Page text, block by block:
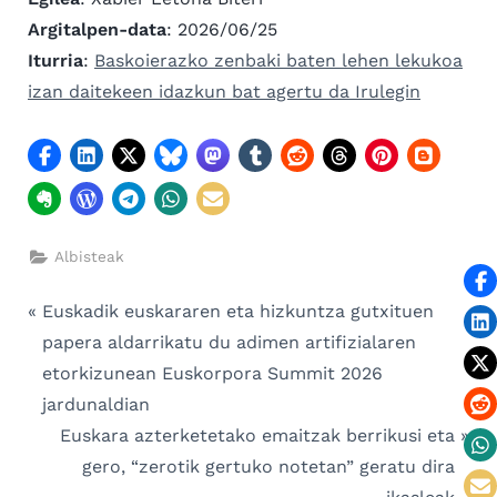
Argitalpen-data: 2026/06/25
Iturria: Baskoierazko zenbaki baten lehen lekukoa
izan daitekeen idazkun bat agertu da Irulegin
Albisteak
Bidalketetan
zehar
nabigatu
P
r
e
v
Euskadik euskararen eta hizkuntza gutxituen
papera aldarrikatu du adimen artifizialaren
etorkizunean Euskorpora Summit 2026
jardunaldian
N
Euskara azterketetako emaitzak berrikusi eta
gero, “zerotik gertuko notetan” geratu dira